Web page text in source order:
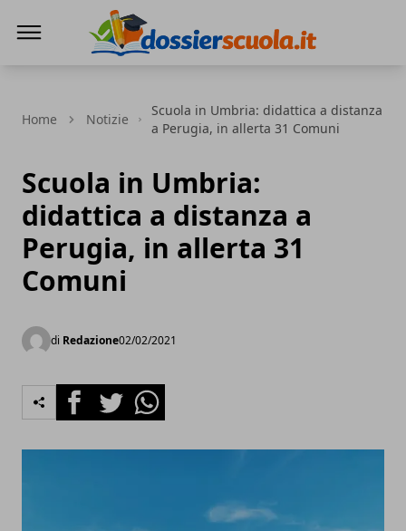
Home Notizie
Scuola in Umbria: didattica a distanza
a Perugia, in allerta 31 Comuni
Scuola in Umbria:
didattica a distanza a
Perugia, in allerta 31
Comuni
di Redazione02/02/2021
FacebookTwitterWhatsapp